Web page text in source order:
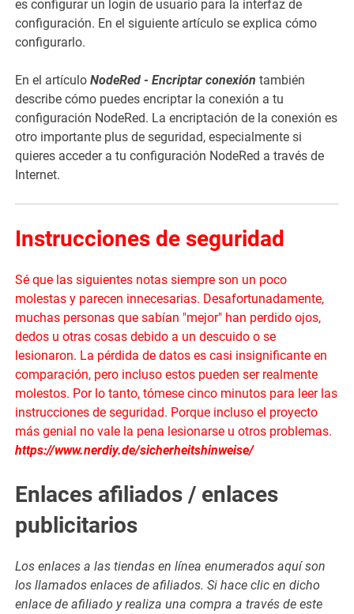
es configurar un login de usuario para la interfaz de
configuración. En el siguiente artículo se explica cómo
configurarlo.
En el artículoNodeRed - Encriptar conexióntambién
describe cómo puedes encriptar la conexión a tu
configuración NodeRed. La encriptación de la conexión es
otro importante plus de seguridad, especialmente si
quieres acceder a tu configuración NodeRed a través de
Internet.
Instrucciones de seguridad
Sé que las siguientes notas siempre son un poco
molestas y parecen innecesarias. Desafortunadamente,
muchas personas que sabían "mejor" han perdido ojos,
dedos u otras cosas debido a un descuido o se
lesionaron. La pérdida de datos es casi insignificante en
comparación, pero incluso estos pueden ser realmente
molestos. Por lo tanto, tómese cinco minutos para leer las
instrucciones de seguridad. Porque incluso el proyecto
más genial no vale la pena lesionarse u otros problemas.
https://www.nerdiy.de/sicherheitshinweise/
Enlaces afiliados / enlaces
publicitarios
Los enlaces a las tiendas en línea enumerados aquí son
los llamados enlaces de afiliados. Si hace clic en dicho
enlace de afiliado y realiza una compra a través de este